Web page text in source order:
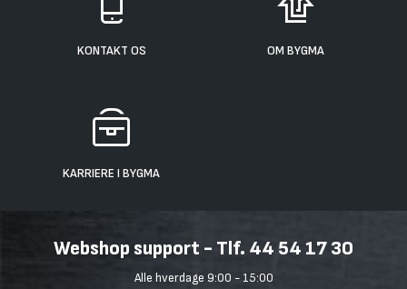
KONTAKT OS OM BYGMA
KARRIERE I BYGMA
Webshop support - Tlf. 44 54 17 30
Alle hverdage 9:00 - 15:00